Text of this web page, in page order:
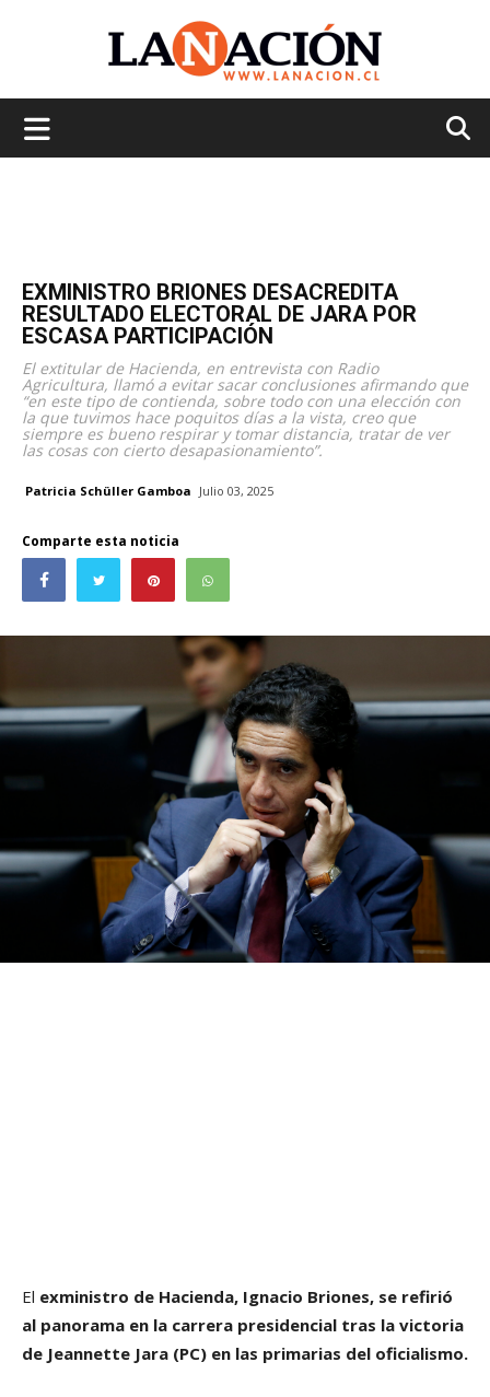
EXMINISTRO BRIONES DESACREDITA
RESULTADO ELECTORAL DE JARA POR
ESCASA PARTICIPACIÓN
El extitular de Hacienda, en entrevista con Radio
Agricultura, llamó a evitar sacar conclusiones afirmando que
“en este tipo de contienda, sobre todo con una elección con
la que tuvimos hace poquitos días a la vista, creo que
siempre es bueno respirar y tomar distancia, tratar de ver
las cosas con cierto desapasionamiento”.
Patricia Schüller Gamboa Julio 03, 2025
Comparte esta noticia
El exministro de Hacienda, Ignacio Briones, se refirió
al panorama en la carrera presidencial tras la victoria
de Jeannette Jara (PC) en las primarias del oficialismo.